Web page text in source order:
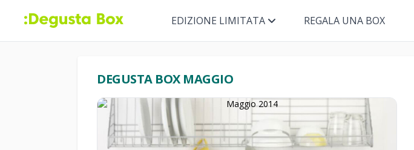
EDIZIONE LIMITATA REGALA UNA BOX
DEGUSTA BOX MAGGIO